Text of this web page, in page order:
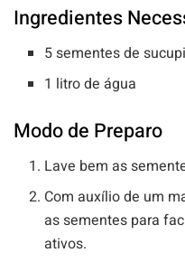
Ingredientes
5 sementes de
1 litro de água
Modo de Preparo
Lave bem as
Com auxílio de um
as sementes para
ativos.